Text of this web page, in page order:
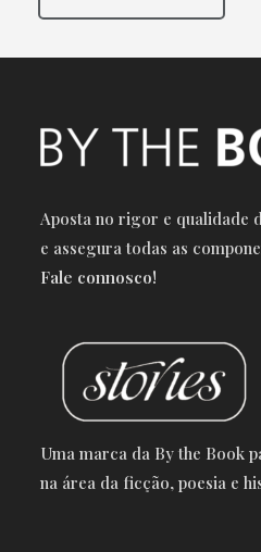
Aposta no rigor e qualidade
e assegura todas as
Fale connosco!
Uma marca da By the Book
na área da ficção, poesia e